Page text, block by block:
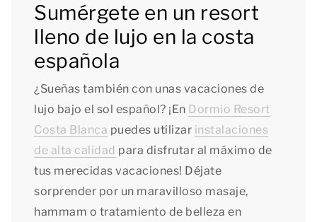
Sumérgete en un resort
lleno de lujo en la costa
española
¿Sueñas también con unas vacaciones de
lujo bajo el sol español? ¡En Dormio Resort
Costa Blanca puedes utilizar instalaciones
de alta calidad para disfrutar al máximo de
tus merecidas vacaciones! Déjate
sorprender por un maravilloso masaje,
hammam o tratamiento de belleza en